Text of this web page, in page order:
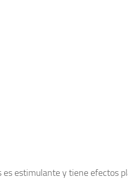
es estimulante y tiene efectos